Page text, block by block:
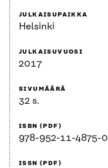
JULKAISUPAIKKA
Helsinki
JULKAISUVUOSI
2017
SIVUMÄÄRÄ
32 s.
ISBN (PDF)
978-952-11-4875-0
ISSN (PDF)